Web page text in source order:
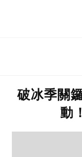
破冰季關
動